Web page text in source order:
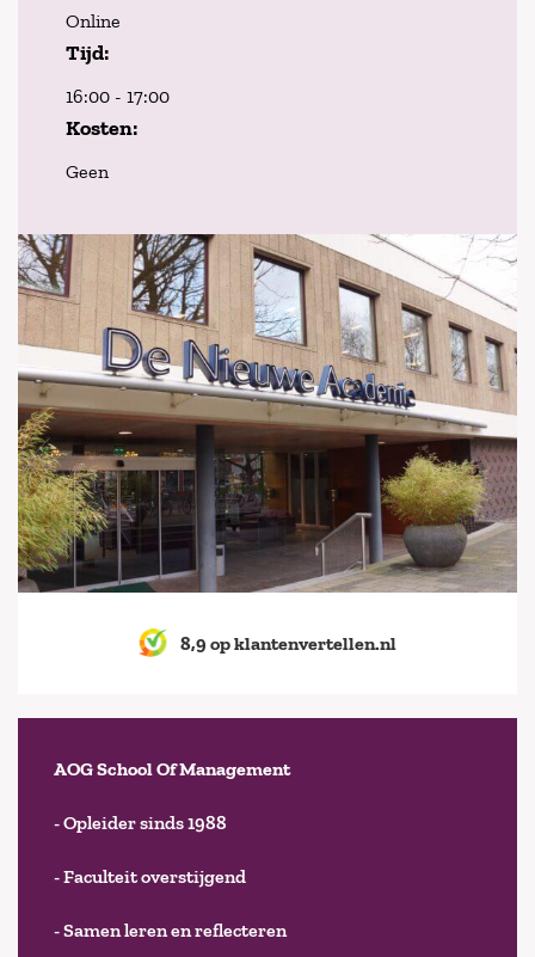
Online
Tijd:
16:00 - 17:00
Kosten:
Geen
8,9 op klantenvertellen.nl
AOG School Of Management
- Opleider sinds 1988
- Faculteit overstijgend
- Samen leren en reflecteren